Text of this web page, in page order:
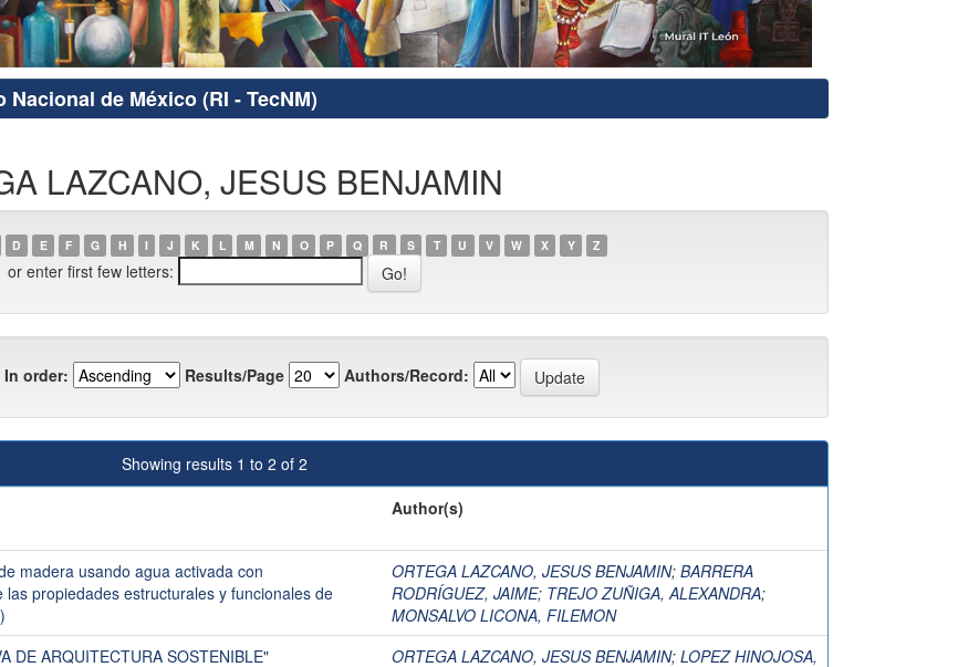
de México (RI - TecNM)
LAZCANO, JESUS BENJAMIN
D E F G H I J K L M N O P Q R S T U V W X Y Z
or enter first few letters:
In order: Results/Page Authors/Record:
Showing results 1 to 2 of 2
Author(s)
madera usando agua activada con
propiedades estructurales y funcionales de
ORTEGA LAZCANO, JESUS BENJAMIN; BARRERA
RODRÍGUEZ, JAIME; TREJO ZUÑIGA, ALEXANDRA;
MONSALVO LICONA, FILEMON
DE ARQUITECTURA SOSTENIBLE" ORTEGA LAZCANO, JESUS BENJAMIN; LOPEZ HINOJOSA,